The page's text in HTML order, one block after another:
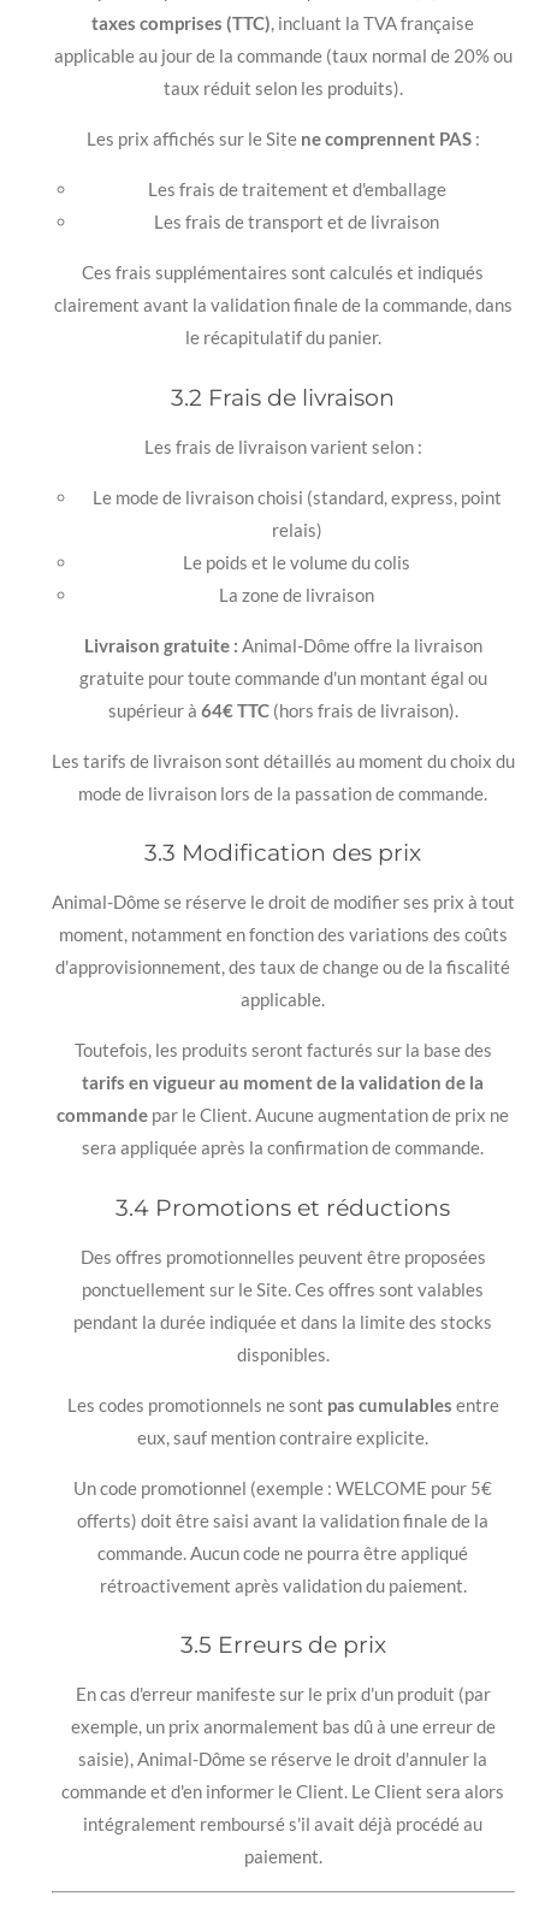
taxes comprises (TTC), incluant la TVA française
applicable au jour de la commande (taux normal de 20% ou
taux réduit selon les produits).
Les prix affichés sur le Site ne comprennent PAS:
Les frais de traitement et d'emballage
Les frais de transport et de livraison
Ces frais supplémentaires sont calculés et indiqués
clairement avant la validation finale de la commande, dans
le récapitulatif du panier.
3.2 Frais de livraison
Les frais de livraison varient selon :
Le mode de livraison choisi (standard, express, point
relais)
Le poids et le volume du colis
La zone de livraison
Livraison gratuite : Animal-Dôme offre la livraison
gratuite pour toute commande d'un montant égal ou
supérieur à 64€ TTC(hors frais de livraison).
Les tarifs de livraison sont détaillés au moment du choix du
mode de livraison lors de la passation de commande.
3.3 Modification des prix
Animal-Dôme se réserve le droit de modifier ses prix à tout
moment, notamment en fonction des variations des coûts
d'approvisionnement, des taux de change ou de la fiscalité
applicable.
Toutefois, les produits seront facturés sur la base des
tarifs en vigueur au moment de la validation de la
commande par le Client. Aucune augmentation de prix ne
sera appliquée après la confirmation de commande.
3.4 Promotions et réductions
Des offres promotionnelles peuvent être proposées
ponctuellement sur le Site. Ces offres sont valables
pendant la durée indiquée et dans la limite des stocks
disponibles.
Les codes promotionnels ne sont pas cumulables entre
eux, sauf mention contraire explicite.
Un code promotionnel (exemple : WELCOME pour 5€
offerts) doit être saisi avant la validation finale de la
commande. Aucun code ne pourra être appliqué
rétroactivement après validation du paiement.
3.5 Erreurs de prix
En cas d'erreur manifeste sur le prix d'un produit (par
exemple, un prix anormalement bas dû à une erreur de
saisie), Animal-Dôme se réserve le droit d'annuler la
commande et d'en informer le Client. Le Client sera alors
intégralement remboursé s'il avait déjà procédé au
paiement.